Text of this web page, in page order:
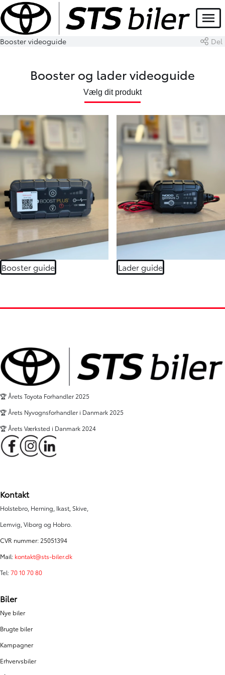
Menu
Booster videoguide Del
Booster og lader videoguide
Vælg dit produkt
Booster guide Lader guide
🏆 Årets Toyota Forhandler 2025
🏆 Årets Nyvognsforhandler i Danmark 2025
🏆 Årets Værksted i Danmark 2024
Kontakt
Holstebro, Herning, Ikast, Skive,
Lemvig, Viborg og Hobro.
CVR nummer: 25051394
Mail: kontakt@sts-biler.dk
Tel:70 10 70 80
Biler
Nye biler
Brugte biler
Kampagner
Erhvervsbiler